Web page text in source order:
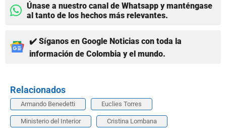
Únase a nuestro canal de Whatsapp y manténgase
al tanto de los hechos más relevantes.
✔️ Síganos en Google Noticias con toda la
información de Colombia y el mundo.
Relacionados
Armando Benedetti Euclies Torres
Ministerio del Interior Cristina Lombana